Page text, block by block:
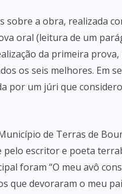
sobre a obra, realizada
oral (leitura de um
da primeira
os seis melhores. Em
por um júri que
de Terras de
escritor e poeta
foram “O meu avô
que devoraram o meu